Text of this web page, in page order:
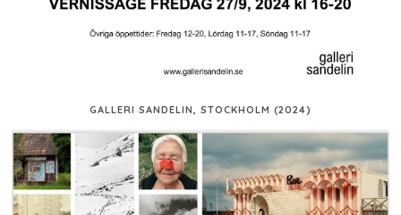
GALLERI SANDELIN, STOCKHOLM (2024)